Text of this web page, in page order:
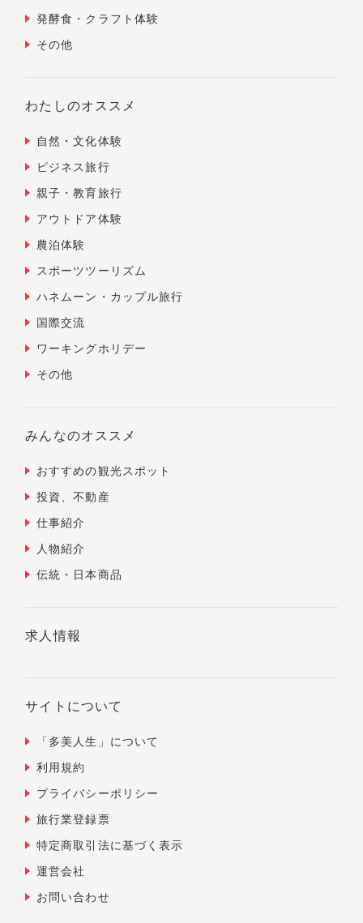
発酵食・クラフト体験
その他
わたしのオススメ
自然・文化体験
ビジネス旅行
親子・教育旅行
アウトドア体験
農泊体験
スポーツツーリズム
ハネムーン・カップル旅行
国際交流
ワーキングホリデー
その他
みんなのオススメ
おすすめの観光スポット
投資、不動産
仕事紹介
人物紹介
伝統・日本商品
求人情報
サイトについて
「多美人生」について
利用規約
プライバシーポリシー
旅行業登録票
特定商取引法に基づく表示
運営会社
お問い合わせ